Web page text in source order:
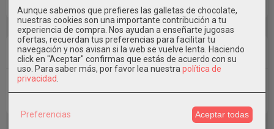
Costes de Envío
GRATIS *
Aunque sabemos que prefieres las galletas de chocolate,
nuestras cookies son una importante contribución a tu
experiencia de compra. Nos ayudan a enseñarte jugosas
ofertas, recuerdan tus preferencias para facilitar tu
navegación y nos avisan si la web se vuelve lenta. Haciendo
click en "Aceptar" confirmas que estás de acuerdo con su
uso. Para saber más, por favor lea nuestra política de
privacidad
Preferencias Aceptar todas